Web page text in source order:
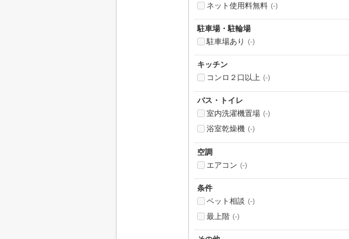
ネット使用料無料 (-)
駐車場・駐輪場
駐車場あり
(-)
キッチン
コンロ２口以上 (-)
バス・トイレ
室内洗濯機置場 (-)
浴室乾燥機 (-)
空調
エアコン (-)
条件
ペット相談 (-)
最上階 (-)